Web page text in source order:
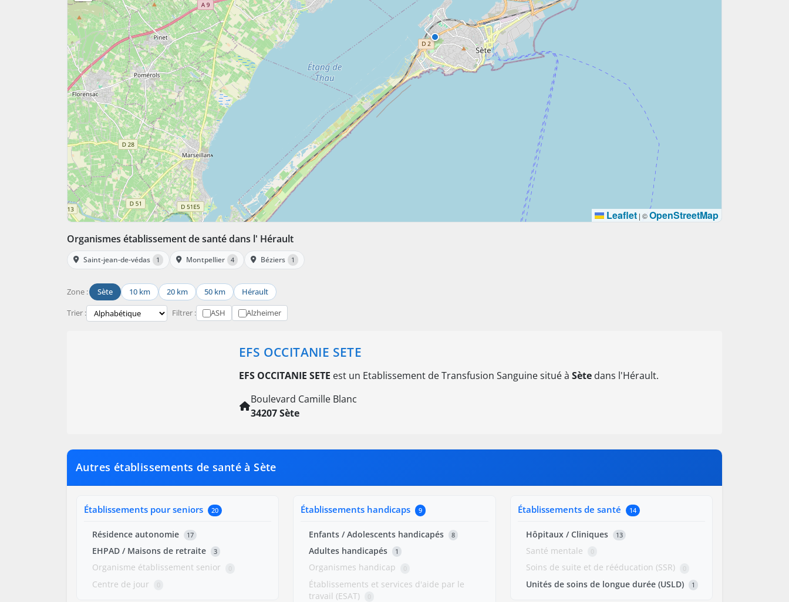
Leaflet | ©OpenStreetMap
Organismes établissement de santé dans l' Hérault
Saint-jean-de-védas 1 Montpellier 4 Béziers 1
Zone : Sète 10 km 20 km 50 km Hérault
Trier : Filtrer : ASH Alzheimer
EFS OCCITANIE SETE
EFS OCCITANIE SETE est un Etablissement de Transfusion Sanguine situé à Sète dans l'Hérault.
Boulevard Camille Blanc
34207 Sète
Autres établissements de santé à Sète
Établissements pour seniors 20
Résidence autonomie 17
EHPAD / Maisons de retraite 3
Organisme établissement senior 0
Centre de jour 0
Établissements handicaps 9
Enfants / Adolescents handicapés 8
Adultes handicapés 1
Organismes handicap 0
Établissements et services d'aide par le
travail (ESAT)
0
Établissements de santé 14
Hôpitaux / Cliniques 13
Santé mentale 0
Soins de suite et de rééducation (SSR) 0
Unités de soins de longue durée (USLD) 1